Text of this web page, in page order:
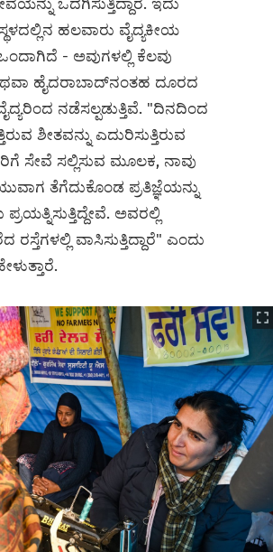
ಒದಗಿಸುತ್ತಿದ್ದಾರೆ. ಇದು
ಹಲವಾರು ವೈದ್ಯಕೀಯ
- ಅವುಗಳಲ್ಲಿ ಕೆಲವು
ಹೈದರಾಬಾದ್‌ನಂತಹ ದೂರದ
ನಡೆಸಲ್ಪಡುತ್ತಿವೆ. "ದಿನದಿಂದ
ಶೀತವನ್ನು ಎದುರಿಸುತ್ತಿರುವ
ಸೇವೆ ಸಲ್ಲಿಸುವ ಮೂಲಕ, ನಾವು
ತೆಗೆದುಕೊಂಡ ಪ್ರತಿಜ್ಞೆಯನ್ನು
ಅವರಲ್ಲಿ
ರಸ್ತೆಗಳಲ್ಲಿ ವಾಸಿಸುತ್ತಿದ್ದಾರೆ" ಎಂದು